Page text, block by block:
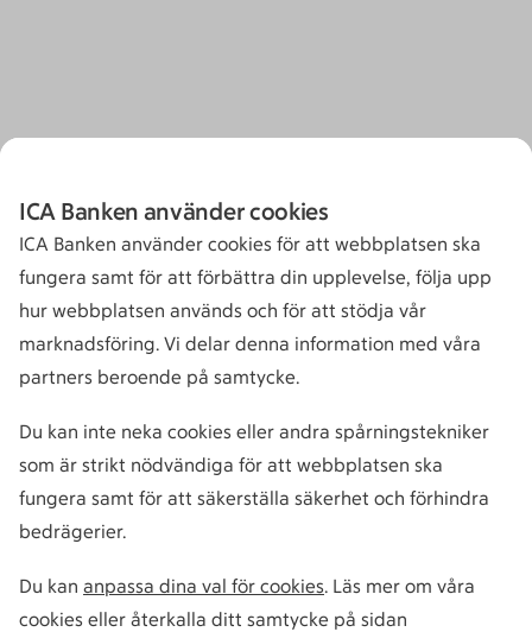
ICA Banken använder cookies
ICA Banken använder cookies för att webbplatsen ska
fungera samt för att förbättra din upplevelse, följa upp
hur webbplatsen används och för att stödja vår
marknadsföring. Vi delar denna information med våra
partners beroende på samtycke.
Du kan inte neka cookies eller andra spårningstekniker
som är strikt nödvändiga för att webbplatsen ska
fungera samt för att säkerställa säkerhet och förhindra
bedrägerier.
Du kan anpassa dina val för cookies. Läs mer om våra
cookies eller återkalla ditt samtycke på sidan